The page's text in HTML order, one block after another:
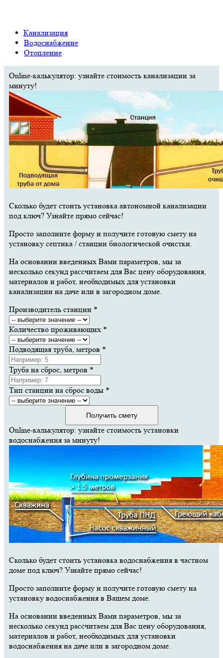
Канализация
Водоснабжение
Отопление
Online-калькулятор: узнайте стоимость канализации за
минуту!
Сколько будет стоить установка автономной канализации
под ключ? Узнайте прямо сейчас!
Просто заполните форму и получите готовую смету на
установку септика / станции биологической очистки.
На основании введенных Вами параметров, мы за
несколько секунд рассчитаем для Вас цену оборудования,
материалов и работ, необходимых для установки
канализации на даче или в загородном доме.
Производитель станции *
Количество проживающих *
Подводящая труба, метров *
Труба на сброс, метров *
Тип станции на сброс воды *
Получить смету
Online-калькулятор: узнайте стоимость установки
водоснабжения за минуту!
Сколько будет стоить установка водоснабжения в частном
доме под ключ? Узнайте прямо сейчас!
Просто заполните форму и получите готовую смету на
установку водоснабжения в Вашем доме.
На основании введенных Вами параметров, мы за
несколько секунд рассчитаем для Вас цену оборудования,
материалов и работ, необходимых для установки
водоснабжения на даче или в загородном доме.